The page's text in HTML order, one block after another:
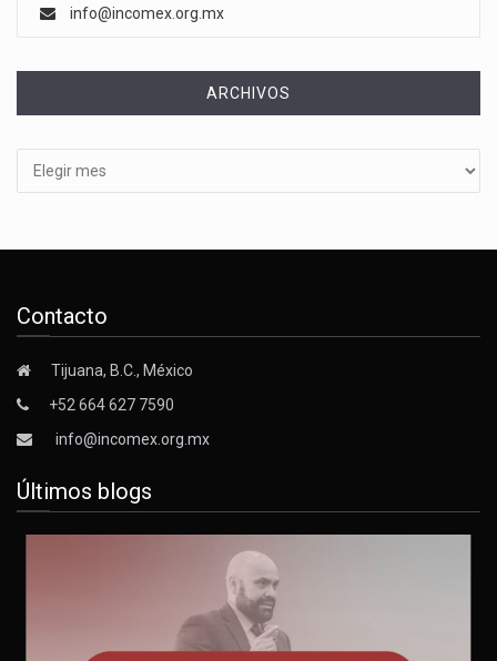
info@incomex.org.mx
ARCHIVOS
Contacto
Tijuana, B.C., México
+52 664 627 7590
info@incomex.org.mx
Últimos blogs